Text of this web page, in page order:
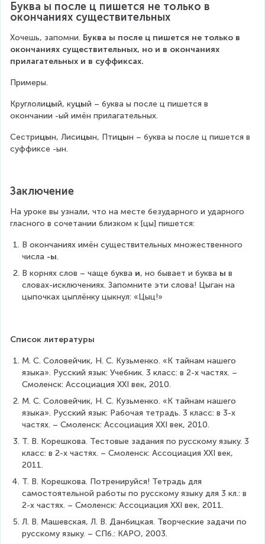
Буква ы после ц пишется не только в
окончаниях существительных
Хочешь, запомни. Буква ы после ц пишется не только в
окончаниях существительных, но и в окончаниях
прилагательных и в суффиксах.
Примеры.
Круглолицый, куцый – буква ы после ц пишется в
окончании -ый имён прилагательных.
Сестрицын, Лисицын, Птицын – буква ы после ц пишется в
суффиксе -ын.
Заключение
На уроке вы узнали, что на месте безударного и ударного
гласного в сочетании близком к [цы] пишется:
В окончаниях имён существительных множественного
числа -ы.
В корнях слов – чаще буква и, но бывает и буква ы в
словах-исключениях. Запомните эти слова! Цыган на
цыпочках цыплёнку цыкнул: «Цыц!»
Список литературы
М. С. Соловейчик, Н. С. Кузьменко. «К тайнам нашего
языка». Русский язык: Учебник. 3 класс: в 2-х частях. –
Смоленск: Ассоциация XXI век, 2010.
М. С. Соловейчик, Н. С. Кузьменко. «К тайнам нашего
языка». Русский язык: Рабочая тетрадь. 3 класс: в 3-х
частях. – Смоленск: Ассоциация XXI век, 2010.
Т. В. Корешкова. Тестовые задания по русскому языку. 3
класс: в 2-х частях. – Смоленск: Ассоциация XXI век,
2011.
Т. В. Корешкова. Потренируйся! Тетрадь для
самостоятельной работы по русскому языку для 3 кл.: в
2-х частях. – Смоленск: Ассоциация XXI век, 2011.
Л. В. Машевская, Л. В. Данбицкая. Творческие задачи по
русскому языку. – СПб.: КАРО, 2003.